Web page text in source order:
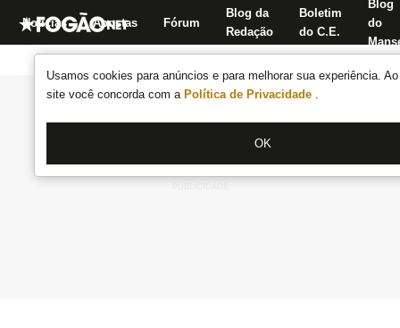
Usamos cookies para anúncios e para melhorar sua experiência.
site você concorda com a Política de Privacidade .
OK
Notícias Apostas Fórum
Blog da
Redação
Boletim
do C.E.
Blog
do